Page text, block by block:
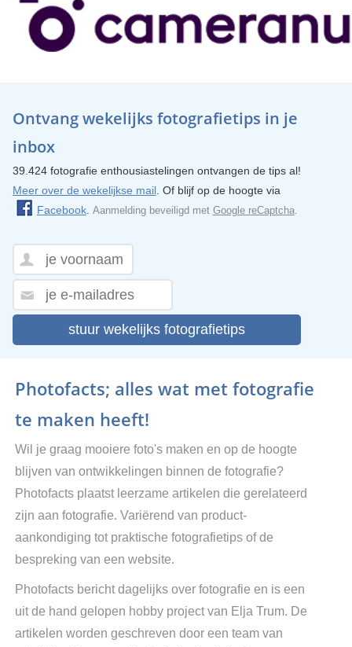
Ontvang wekelijks fotografietips in je
inbox
39.424 fotografie enthousiastelingen ontvangen de tips al!
Meer over de wekelijkse mail. Of blijf op de hoogte via
Facebook. Aanmelding beveiligd met Google reCaptcha.
stuur wekelijks fotografietips
Photofacts; alles wat met fotografie
te maken heeft!
Wil je graag mooiere foto's maken en op de hoogte
blijven van ontwikkelingen binnen de fotografie?
Photofacts plaatst leerzame artikelen die gerelateerd
zijn aan fotografie. Variërend van product-
aankondiging tot praktische fotografietips of de
bespreking van een website.
Photofacts bericht dagelijks over fotografie en is een
uit de hand gelopen hobby project van Elja Trum. De
artikelen worden geschreven door een team van